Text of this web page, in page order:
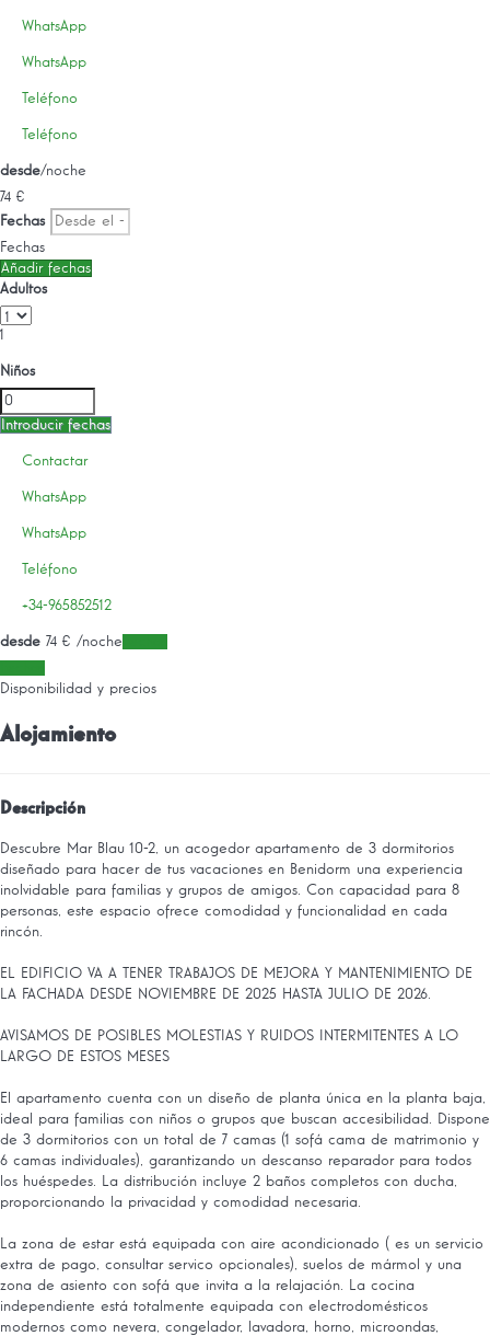
WhatsApp
WhatsApp
Teléfono
Teléfono
desde/noche
74 €
Fechas
Fechas
Añadir fechas
Adultos
1
Niños
Introducir fechas
Contactar
WhatsApp
WhatsApp
Teléfono
+34-965852512
desde 74 € /noche
Disponibilidad y precios
Alojamiento
Descripción
Descubre Mar Blau 10-2, un acogedor apartamento de 3 dormitorios
diseñado para hacer de tus vacaciones en Benidorm una experiencia
inolvidable para familias y grupos de amigos. Con capacidad para 8
personas, este espacio ofrece comodidad y funcionalidad en cada
rincón.
EL EDIFICIO VA A TENER TRABAJOS DE MEJORA Y MANTENIMIENTO DE
LA FACHADA DESDE NOVIEMBRE DE 2025 HASTA JULIO DE 2026.
AVISAMOS DE POSIBLES MOLESTIAS Y RUIDOS INTERMITENTES A LO
LARGO DE ESTOS MESES
El apartamento cuenta con un diseño de planta única en la planta baja,
ideal para familias con niños o grupos que buscan accesibilidad. Dispone
de 3 dormitorios con un total de 7 camas (1 sofá cama de matrimonio y
6 camas individuales), garantizando un descanso reparador para todos
los huéspedes. La distribución incluye 2 baños completos con ducha,
proporcionando la privacidad y comodidad necesaria.
La zona de estar está equipada con aire acondicionado ( es un servicio
extra de pago, consultar servico opcionales), suelos de mármol y una
zona de asiento con sofá que invita a la relajación. La cocina
independiente está totalmente equipada con electrodomésticos
modernos como nevera, congelador, lavadora, horno, microondas,